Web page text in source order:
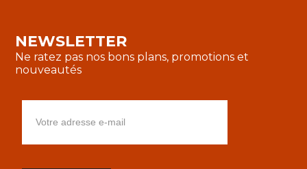
NEWSLETTER
Ne ratez pas nos bons plans, promotions et
nouveautés